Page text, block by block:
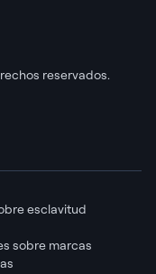
reservados.
esclavitud
sobre marcas